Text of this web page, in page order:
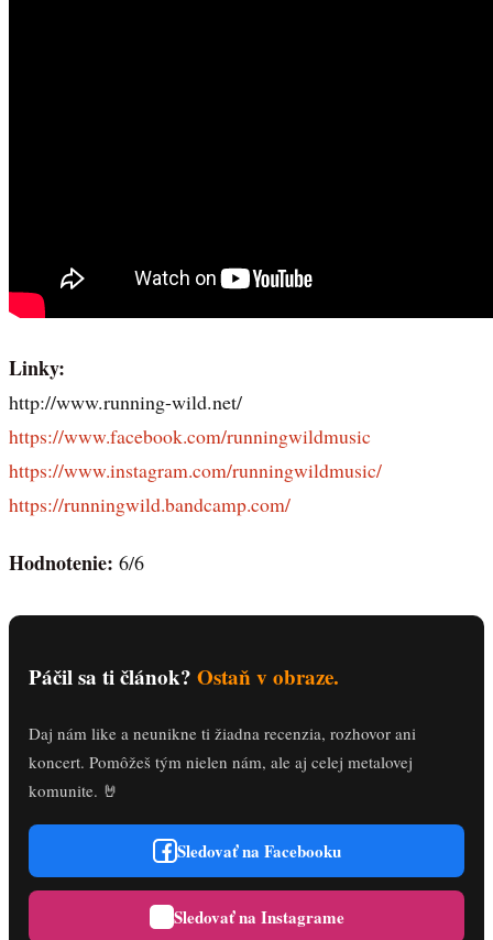
Linky:
http://www.running-wild.net/
https://www.facebook.com/runningwildmusic
https://www.instagram.com/runningwildmusic/
https://runningwild.bandcamp.com/
Hodnotenie: 6/6
Páčil sa ti článok? Ostaň v obraze.
Daj nám like a neunikne ti žiadna recenzia, rozhovor ani
koncert. Pomôžeš tým nielen nám, ale aj celej metalovej
komunite. 🤘
Sledovať na Facebooku
Sledovať na Instagrame